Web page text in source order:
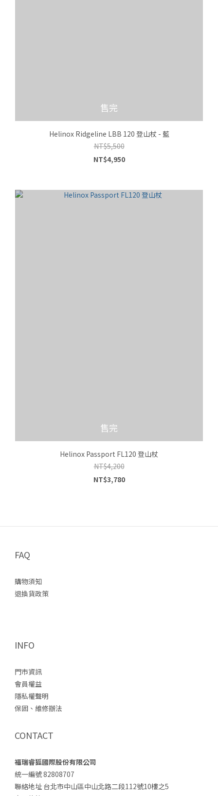
售完
Helinox Ridgeline LBB 120 登山杖 - 藍
NT$5,500
NT$4,950
售完
Helinox Passport FL120 登山杖
NT$4,200
NT$3,780
FAQ
購物須知
退換貨政策
INFO
門市資訊
會員權益
隱私權聲明
保固、維修辦法
CONTACT
福瑞睿狐國際股份有限公司
統一編號 82808707
聯絡地址 台北市中山區中山北路二段112號10樓之5